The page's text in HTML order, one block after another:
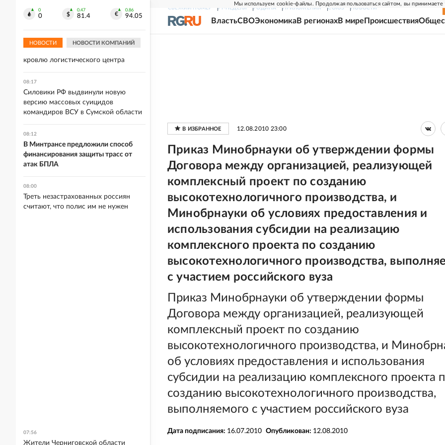
Мы используем cookie-файлы. Продолжая пользоваться сайтом, вы принимаете
СВЕЖИЙ НОМЕР РГ-НЕДЕЛЯ РОДИНА ПРИЛОЖЕНИЯ СОЮЗ НОВОСТИ
ВластьСВОЭкономикаВ регионахВ мире Происшествия
12.08.2010 23:00
Приказ Минобрнауки об утверждении формы
Договора между организацией, реализующей
комплексный проект по созданию
высокотехнологичного производства, и
Минобрнауки об условиях предоставления и
использования субсидии на реализацию
комплексного проекта по созданию
высокотехнологичного производства,
с участием российского вуза
Приказ Минобрнауки об утверждении формы
Договора между организацией, реализующей
комплексный проект по созданию
высокотехнологичного производства, и
об условиях предоставления и использования
субсидии на реализацию комплексного проекта
созданию высокотехнологичного производства,
выполняемого с участием российского вуза
Дата подписания: 16.07.2010 Опубликован: 12.08.2010
0
0
0.47
81.4
0.86
94.05
НОВОСТИ НОВОСТИ КОМПАНИЙ
мороженого до максимума с
сентября
08:23
кровлю логистического центра
08:17
Силовики РФ выдвинули новую
версию массовых суицидов
командиров ВСУ в Сумской области
08:12
В Минтрансе предложили способ
финансирования защиты трасс от
атак БПЛА
08:00
Треть незастрахованных россиян
считают, что полис им не нужен
07:56
Жители Черниговской области